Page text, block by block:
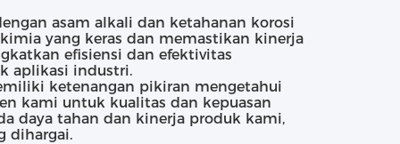
asam alkali dan ketahanan korosi
yang keras dan memastikan kinerja
efisiensi dan efektivitas
aplikasi industri.
ketenangan pikiran mengetahui
kami untuk kualitas dan kepuasan
daya tahan dan kinerja produk kami,
dihargai.